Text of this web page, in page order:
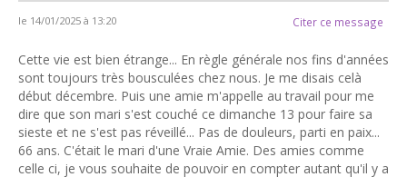
le 14/01/2025 à 13:20 Citer ce message
Cette vie est bien étrange... En règle générale nos fins d'années
sont toujours très bousculées chez nous. Je me disais celà
début décembre. Puis une amie m'appelle au travail pour me
dire que son mari s'est couché ce dimanche 13 pour faire sa
sieste et ne s'est pas réveillé... Pas de douleurs, parti en paix...
66 ans. C'était le mari d'une Vraie Amie. Des amies comme
celle ci, je vous souhaite de pouvoir en compter autant qu'il y a